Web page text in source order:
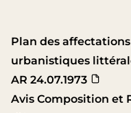
Plan des
urbanistiques
AR 24.07.1973
Avis Composition et